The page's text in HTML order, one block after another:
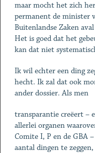
maar mocht het zich
permanent de minister
Buitenlandse Zaken
Het is goed dat het
kan dat niet
Ik wil echter een ding
hecht. Ik zal dat ook
ander dossier. Als men
transparantie creëert –
allerlei organen
Comite I, P en de GBA
aantal dingen te